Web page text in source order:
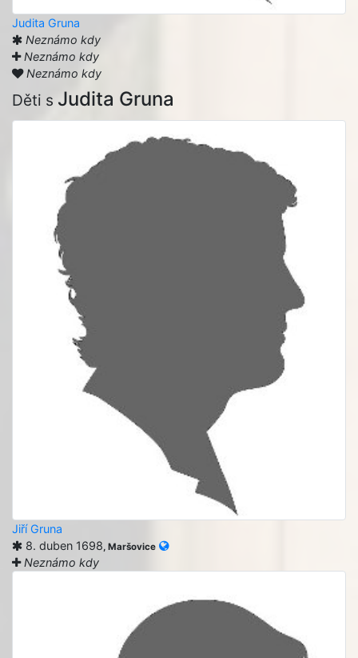
Judita Gruna
Neznámo kdy
Neznámo kdy
Neznámo kdy
Děti s Judita Gruna
Jiří Gruna
8. duben 1698 , Maršovice
Neznámo kdy